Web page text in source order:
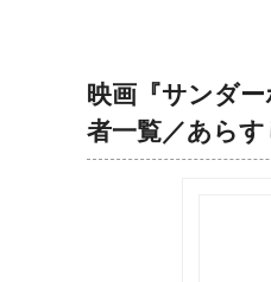
映画『サンダ
者一覧／あらす